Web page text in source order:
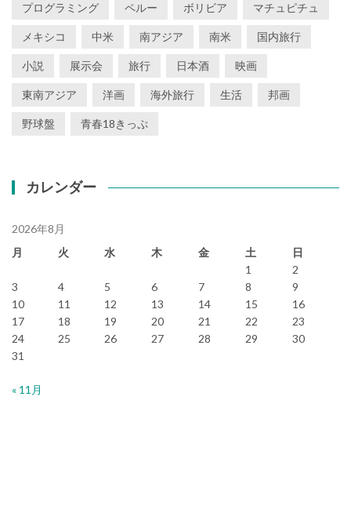
プログラミング ペルー ボリビア マチュピチュ
メキシコ 中米 南アジア 南米 国内旅行
小説 展示会 旅行 日本酒 映画
東南アジア 洋画 海外旅行 生活 邦画
野球盤 青春18きっぷ
カレンダー
2026年8月
月
火 水 木 金 土
日
1
2
3
4 5 6 7 8
9
10
11 12 13 14 15
16
17
18 19 20 21 22
23
24
25 26 27 28 29
30
31
« 11月